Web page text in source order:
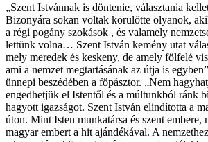
„Szent Istvánnak is döntenie, választania
Bizonyára sokan voltak körülötte olyanok,
a régi pogány szokások , és valamely
lettünk volna… Szent István kemény utat
mely meredek és keskeny, de amely fölfelé
ami a nemzet megtartásának az útja is
ünnepi beszédében a főpásztor. „Nem
engedhetjük el Istentől és a múltunkból ránk
hagyott igazságot. Szent István elindította a
úton. Mint Isten munkatársa és szent embere,
magyar embert a hit ajándékával. A